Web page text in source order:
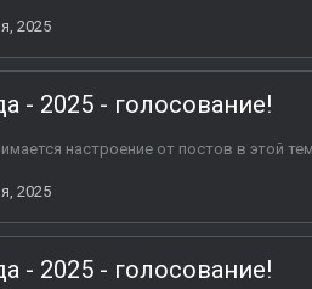
2025
- 2025 - голосование!
настроение от постов в этой
2025
- 2025 - голосование!